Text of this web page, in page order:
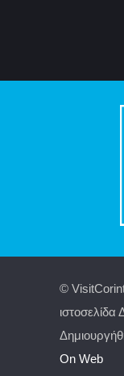
©
On Web